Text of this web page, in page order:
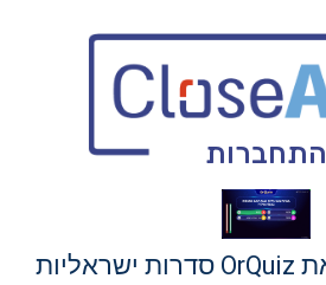
התחברות
על מנת לרכוש את OrQuiz סדרות ישראליות